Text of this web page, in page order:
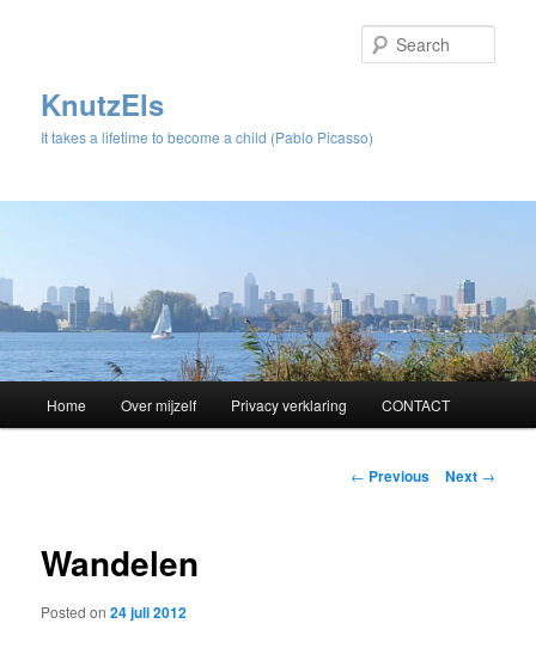
KnutzEls
It takes a lifetime to become a child (Pablo Picasso)
Skip
content
Home Over mijzelf Privacy verklaring CONTACT
Post
← Previous Next →
Wandelen
Posted on24 juli 2012